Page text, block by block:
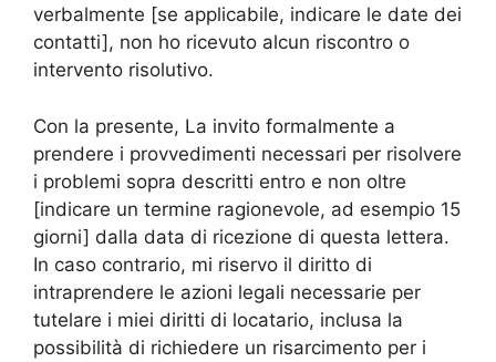
verbalmente [se applicabile, indicare le date dei
contatti], non ho ricevuto alcun riscontro o
intervento risolutivo.
Con la presente, La invito formalmente a
prendere i provvedimenti necessari per risolvere
i problemi sopra descritti entro e non oltre
[indicare un termine ragionevole, ad esempio 15
giorni] dalla data di ricezione di questa lettera.
In caso contrario, mi riservo il diritto di
intraprendere le azioni legali necessarie per
tutelare i miei diritti di locatario, inclusa la
possibilità di richiedere un risarcimento per i